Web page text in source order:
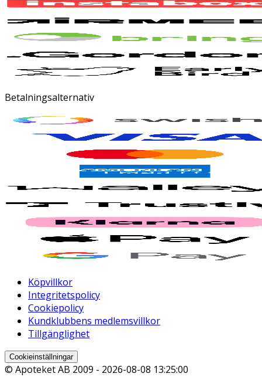
Betalningsalternativ
Köpvillkor
Integritetspolicy
Cookiepolicy
Kundklubbens medlemsvillkor
Tillgänglighet
Cookieinställningar
© Apoteket AB 2009 - 2026-08-08 13:25:00